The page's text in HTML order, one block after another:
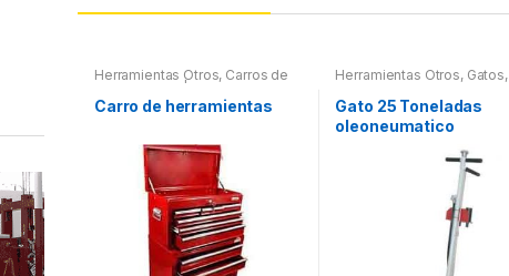
Herramientas Otros, Carros de
Herramientas | Bancos
Carro de herramientas
Herramientas Otros, Gatos,
Gato 25 Toneladas
oleoneumatico